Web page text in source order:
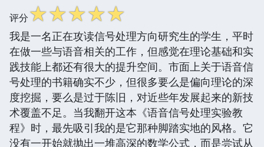
评分☆☆☆☆☆
我是一名正在攻读信号处理方向研究生的学生，平时
在做一些与语音相关的工作，但感觉在理论基础和实
践技能上都还有很大的提升空间。市面上关于语音信
号处理的书籍确实不少，但很多要么是偏向理论的深
度挖掘，要么是过于陈旧，对近些年发展起来的新技
术覆盖不足。当我翻开这本《语音信号处理实验教
程》时，最先吸引我的是它那种脚踏实地的风格。它
没有一开始就抛出一堆高深的数学公式，而是尝试从